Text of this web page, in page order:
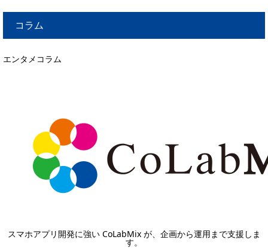
コラム
エンタメコラム
スマホアプリ開発に強い CoLabMix が、企画から運用まで支援しま
す。